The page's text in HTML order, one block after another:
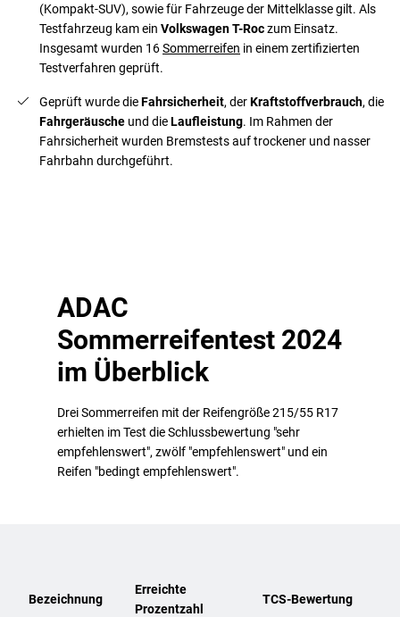
(Kompakt-SUV), sowie für Fahrzeuge der Mittelklasse gilt. Als
Testfahrzeug kam ein Volkswagen T-Roczum Einsatz.
Insgesamt wurden 16Sommerreifen in einem zertifizierten
Testverfahren geprüft.
Geprüft wurde dieFahrsicherheit, derKraftstoffverbrauch, die
Fahrgeräusche und dieLaufleistung. Im Rahmen der
Fahrsicherheit wurden Bremstests auf trockener und nasser
Fahrbahn durchgeführt.
ADAC
Sommerreifentest 2024
im Überblick
Drei Sommerreifen mit der Reifengröße 215/55 R17
erhielten im Test die Schlussbewertung "sehr
empfehlenswert", zwölf "empfehlenswert" und ein
Reifen "bedingt empfehlenswert".
Bezeichnung
Erreichte
Prozentzahl
TCS-Bewertung